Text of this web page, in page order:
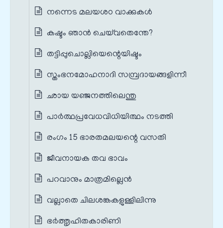
നന്നെട മലയശഠ വാക്കുകൾ
കഷ്ടം ഞാൻ ചെയ്‌വതെന്തേ?
തട്ടിപ്പുചൊല്ലിയെന്റെയിഷ്ടം
സ്തംഭനമോഹനാദി സമ്പ്രദായങ്ങളിന്നീ
ഛായ യഞ്ജനത്തിലെന്തു
പാർത്ഥപ്രവേധവിധിയിത്ഥം നടത്തി
രംഗം 15 ഭാരതമലയന്റെ വസതി
ജീവനായക തവ ഭാവം
പറവാനും മാത്രമില്ലെൻ
വല്ലാതെ ചിലശങ്കകളുള്ളിലിന്നു
ഭർത്തൃഹിതകാരിണി